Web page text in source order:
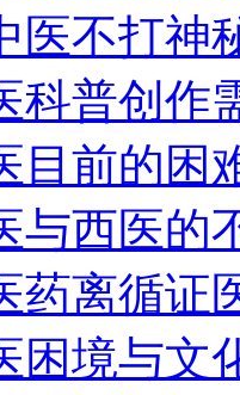
医不打神
科普创作
目前的困
与西医的
药离循证
困境与文